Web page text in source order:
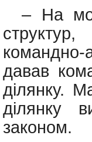
– На
командно-
давав
ділянку.
ділянку
законом.